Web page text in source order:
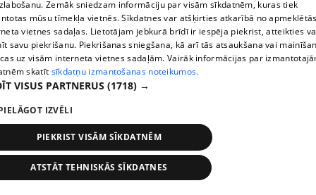
pirms 1 nedēļas, 2 dienām
Ogas un sēnes šogad dārgākas, bet uzpirkšanas
punktos to krietni mazāk
Zemāk sniedzam informāciju par visām sīkdatnēm, kuras tiek
mūsu tīmekļa vietnēs. Sīkdatnes var atšķirties atkarībā no
vietnes sadaļas. Lietotājam jebkurā brīdī ir iespēja piekrist, atteikties
savu piekrišanu. Piekrišanas sniegšana, kā arī tās atsaukšana vai
uz visām interneta vietnes sadaļām. Vairāk informācijas par
skatīt sīkdatņu izmantošanas noteikumos.
VISUS PARTNERUS (1718) →
IZVĒLI
PIEKRIST VISĀM SĪKDATNĒM
ATSTĀT TEHNISKĀS SĪKDATNES